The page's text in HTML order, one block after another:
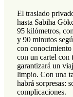
El traslado
hasta Sabiha
95 kilómetros,
y 90 minutos
con conocimiento
con un cartel con
garantizará un
limpio. Con una
habrá sorpresas:
complicaciones.